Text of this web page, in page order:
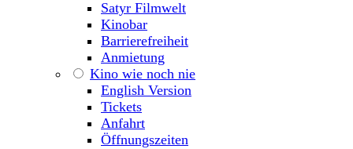
Satyr Filmwelt
Kinobar
Barrierefreiheit
Anmietung
Kino wie noch nie
English Version
Tickets
Anfahrt
Öffnungszeiten